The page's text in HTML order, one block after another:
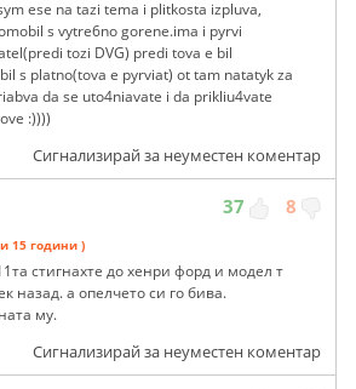
ese na tazi tema i plitkosta izpluva,
s vytre6no gorene.ima i pyrvi
tozi DVG) predi tova e bil
s platno(tova e pyrviat) ot tam natatyk za
da se uto4niavate i da prikliu4vate
:))))
Сигнализирай за неуместен коментар
37 8
15 години )
стигнахте до хенри форд и модел т
назад. а опелчето си го бива.
му.
Сигнализирай за неуместен коментар